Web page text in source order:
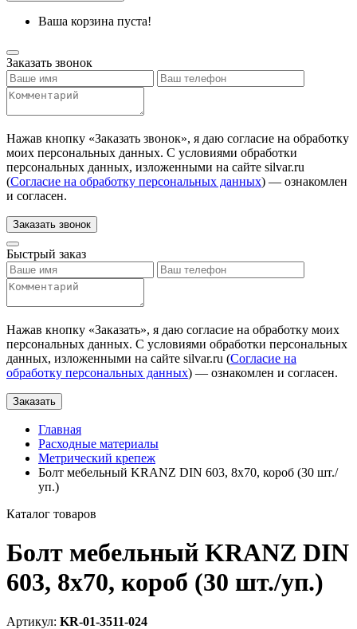
Ваша корзина пуста!
Заказать звонок
Нажав кнопку «Заказать звонок», я даю согласие на обработку
моих персональных данных. С условиями обработки
персональных данных, изложенными на сайте silvar.ru
(Согласие на обработку персональных данных) — ознакомлен
и согласен.
Заказать звонок
Быстрый заказ
Нажав кнопку «Заказать», я даю согласие на обработку моих
персональных данных. С условиями обработки персональных
данных, изложенными на сайте silvar.ru (Согласие на
обработку персональных данных) — ознакомлен и согласен.
Заказать
Главная
Расходные материалы
Метрический крепеж
Болт мебельный KRANZ DIN 603, 8х70, короб (30 шт./
уп.)
Каталог товаров
Болт мебельный KRANZ DIN
603, 8х70, короб (30 шт./уп.)
Артикул: KR-01-3511-024